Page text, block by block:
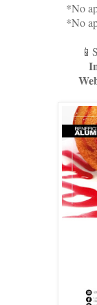
*No
*No